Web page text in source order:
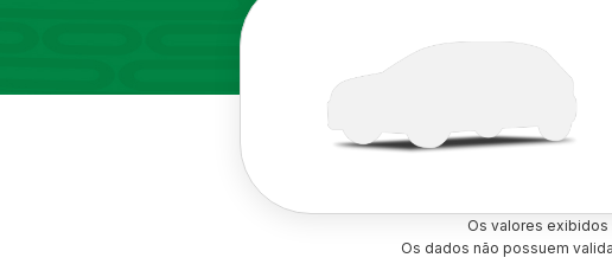
Os valores
Os dados não possuem